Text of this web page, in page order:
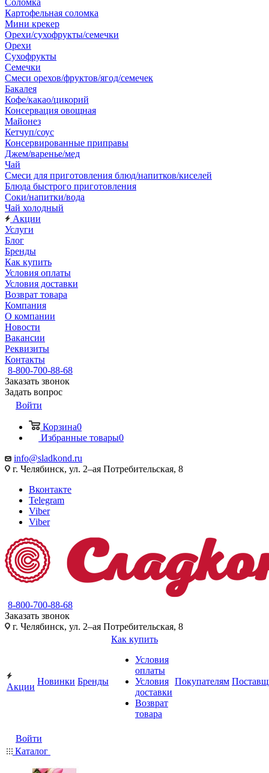
Соломка
Картофельная соломка
Мини крекер
Орехи/сухофрукты/семечки
Орехи
Сухофрукты
Семечки
Смеси орехов/фруктов/ягод/семечек
Бакалея
Кофе/какао/цикорий
Консервация овощная
Майонез
Кетчуп/соус
Консервированные приправы
Джем/варенье/мед
Чай
Смеси для приготовления блюд/напитков/киселей
Блюда быстрого приготовления
Соки/напитки/вода
Чай холодный
Акции
Услуги
Блог
Бренды
Как купить
Условия оплаты
Условия доставки
Возврат товара
Компания
О компании
Новости
Вакансии
Реквизиты
Контакты
8-800-700-88-68
Заказать звонок
Задать вопрос
Войти
Корзина0
Избранные товары0
info@sladkond.ru
г. Челябинск, ул. 2–ая Потребительская, 8
Вконтакте
Telegram
Viber
Viber
8-800-700-88-68
Заказать звонок
г. Челябинск, ул. 2–ая Потребительская, 8
Акции
Новинки Бренды
Как купить
Условия
оплаты
Условия
доставки
Возврат
товара
Покупателям
Войти
Каталог